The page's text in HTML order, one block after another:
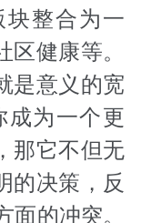
整合为一
健康等。
是意义的宽
成为一个更
那它不但无
的决策，反
面的冲突。